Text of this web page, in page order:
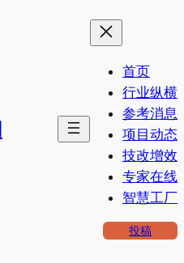
首页
行业纵横
参考消息
项目动态
技改增效
专家在线
智慧工厂
投稿